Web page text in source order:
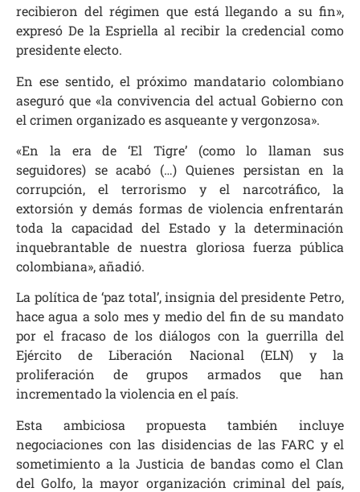
recibieron del régimen que está llegando a su fin»,
expresó De la Espriella al recibir la credencial como
presidente electo.
En ese sentido, el próximo mandatario colombiano
aseguró que «la convivencia del actual Gobierno con
el crimen organizado es asqueante y vergonzosa».
«En la era de ‘El Tigre’ (como lo llaman sus
seguidores) se acabó (…) Quienes persistan en la
corrupción, el terrorismo y el narcotráfico, la
extorsión y demás formas de violencia enfrentarán
toda la capacidad del Estado y la determinación
inquebrantable de nuestra gloriosa fuerza pública
colombiana», añadió.
La política de ‘paz total’, insignia del presidente Petro,
hace agua a solo mes y medio del fin de su mandato
por el fracaso de los diálogos con la guerrilla del
Ejército de Liberación Nacional (ELN) y la
proliferación de grupos armados que han
incrementado la violencia en el país.
Esta ambiciosa propuesta también incluye
negociaciones con las disidencias de las FARC y el
sometimiento a la Justicia de bandas como el Clan
del Golfo, la mayor organización criminal del país,